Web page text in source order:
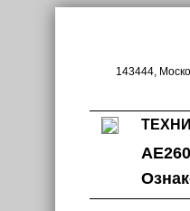
143444,